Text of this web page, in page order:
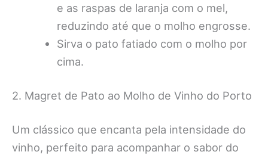
e as raspas de laranja com o mel,
reduzindo até que o molho engrosse.
Sirva o pato fatiado com o molho por
cima.
2. Magret de Pato ao Molho de Vinho do Porto
Um clássico que encanta pela intensidade do
vinho, perfeito para acompanhar o sabor do